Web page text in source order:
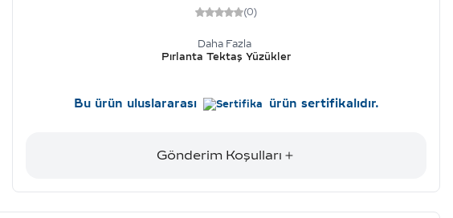
(0)
Daha Fazla
Pırlanta Tektaş Yüzükler
Bu ürün uluslararası ürün sertifikalıdır.
Gönderim Koşulları